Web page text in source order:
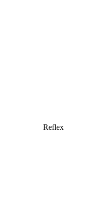
Reflex